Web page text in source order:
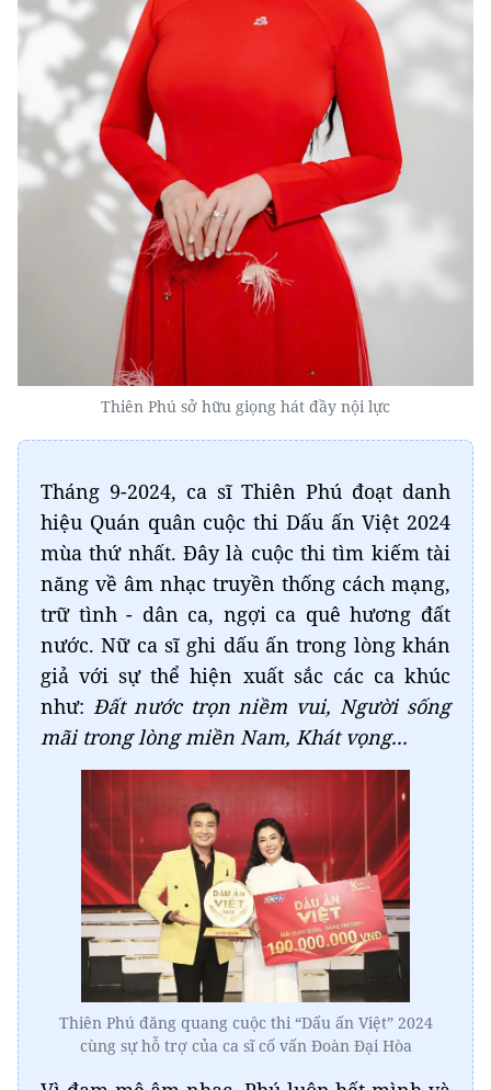
Thiên Phú sở hữu giọng hát đầy nội lực
Tháng 9-2024, ca sĩ Thiên Phú đoạt danh
hiệu Quán quân cuộc thi Dấu ấn Việt 2024
mùa thứ nhất. Đây là cuộc thi tìm kiếm tài
năng về âm nhạc truyền thống cách mạng,
trữ tình - dân ca, ngợi ca quê hương đất
nước. Nữ ca sĩ ghi dấu ấn trong lòng khán
giả với sự thể hiện xuất sắc các ca khúc
như: Đất nước trọn niềm vui, Người sống
mãi trong lòng miền Nam, Khát vọng...
Thiên Phú đăng quang cuộc thi “Dấu ấn Việt” 2024
cùng sự hỗ trợ của ca sĩ cố vấn Đoàn Đại Hòa